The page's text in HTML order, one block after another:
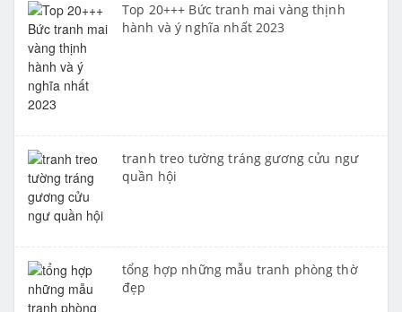
Top 20+++ Bức tranh mai vàng thịnh
hành và ý nghĩa nhất 2023
tranh treo tường tráng gương cửu ngư
quần hội
tổng hợp những mẫu tranh phòng thờ
đẹp